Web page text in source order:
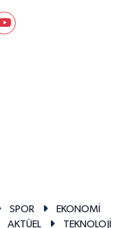
SPOR
EKONOMİ
AKTÜEL TEKNOLOJİ